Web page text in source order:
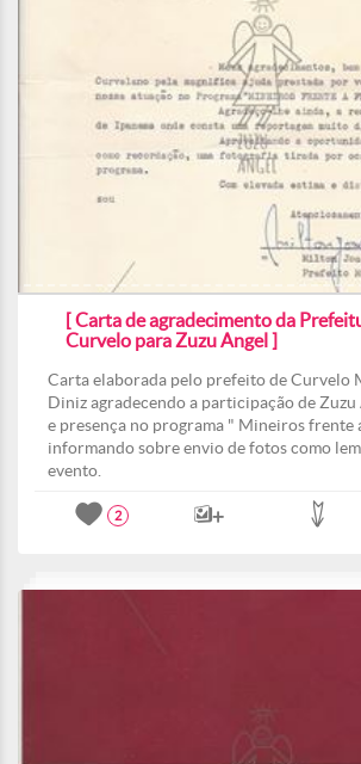
[ Carta de agradecimento da
Curvelo para Zuzu Angel ]
Carta elaborada pelo prefeito de Curvelo
Diniz agradecendo a participação de Zuzu
e presença no programa " Mineiros frente
informando sobre envio de fotos como
evento.
2